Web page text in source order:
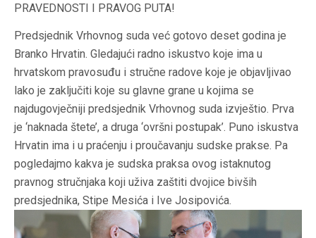
PRAVEDNOSTI I PRAVOG PUTA!
Predsjednik Vrhovnog suda već gotovo deset godina je
Branko Hrvatin. Gledajući radno iskustvo koje ima u
hrvatskom pravosuđu i stručne radove koje je objavljivao
lako je zaključiti koje su glavne grane u kojima se
najdugovječniji predsjednik Vrhovnog suda izvještio. Prva
je ‘naknada štete’, a druga ‘ovršni postupak’. Puno iskustva
Hrvatin ima i u praćenju i proučavanju sudske prakse. Pa
pogledajmo kakva je sudska praksa ovog istaknutog
pravnog stručnjaka koji uživa zaštiti dvojice bivših
predsjednika, Stipe Mesića i Ive Josipovića.